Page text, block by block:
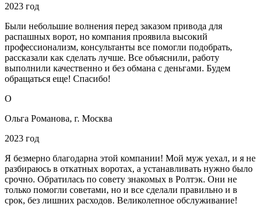
2023 год
Были небольшие волнения перед заказом привода для
распашных ворот, но компания проявила высокий
профессионализм, консультанты все помогли подобрать,
рассказали как сделать лучше. Все объяснили, работу
выполнили качественно и без обмана с деньгами. Будем
обращаться еще! Спасибо!
О
Ольга Романова, г. Москва
2023 год
Я безмерно благодарна этой компании! Мой муж уехал, и я не
разбираюсь в откатных воротах, а устанавливать нужно было
срочно. Обратилась по совету знакомых в Ролтэк. Они не
только помогли советами, но и все сделали правильно и в
срок, без лишних расходов. Великолепное обслуживание!